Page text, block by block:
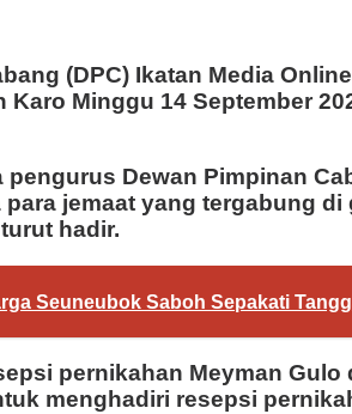
(DPC) Ikatan Media
Karo Minggu 14 September
Dewan Pimpinan
jemaat yang tergabung
hadir.
Seuneubok Saboh Sepakati
pernikahan Meyman
menghadiri resepsi